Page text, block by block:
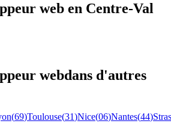
web en Centre-Val
webdans d'autres
(69)Toulouse(31)Nice(06)Nantes(44)